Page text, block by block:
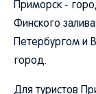
Приморск -
Финского
Петербургом и
город.
Для туристов